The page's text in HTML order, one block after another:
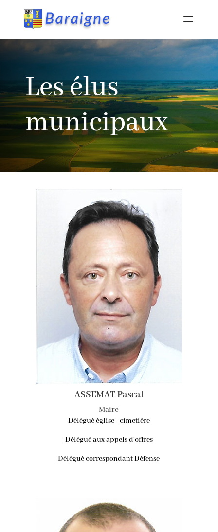
Les élus
municipaux
ASSEMAT Pascal
Maire
Délégué église - cimetière
Délégué aux appels d'offres
Délégué correspondant Défense